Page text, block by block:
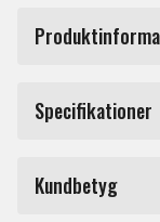
varmt och
och
Specifikationer
Kundbetyg